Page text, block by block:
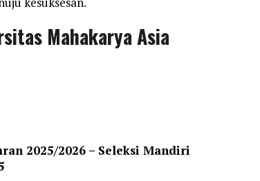
Mahakarya Asia
2025/2026 – Seleksi Mandiri